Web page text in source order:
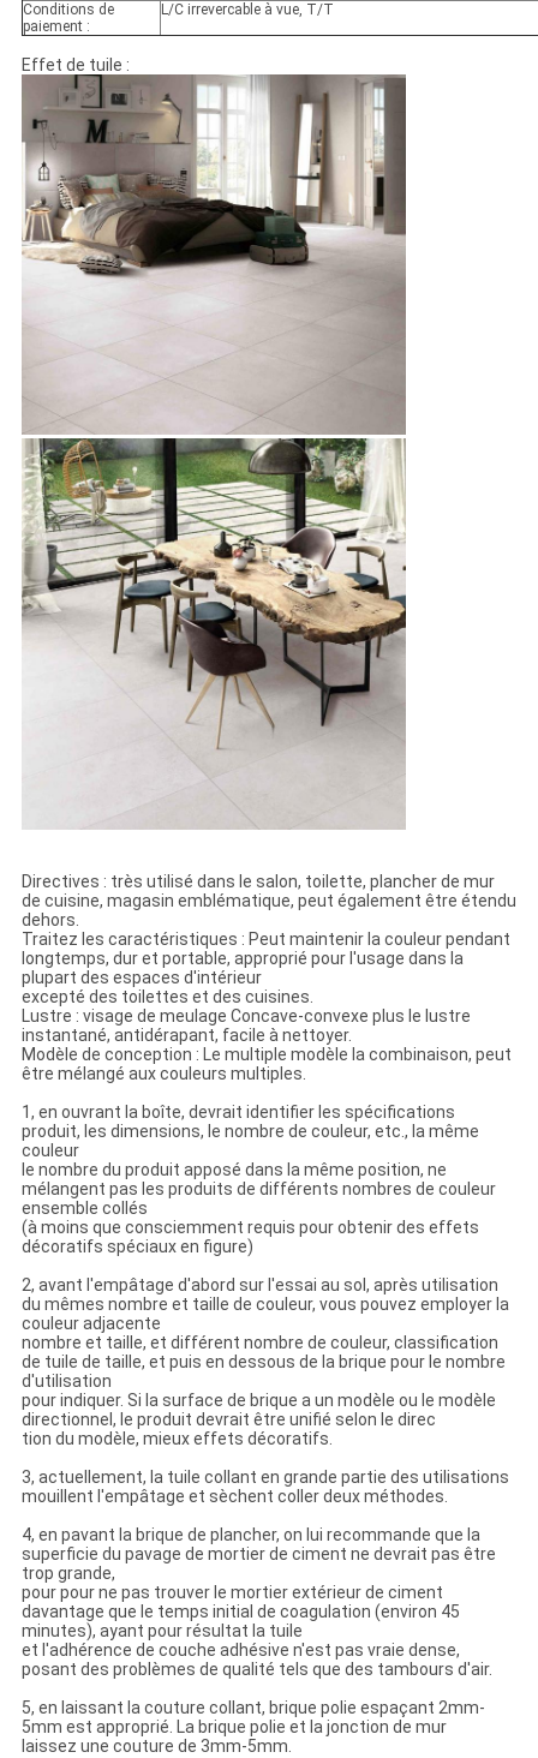
Conditions de
paiement :
L/C irrevercable à vue, T/T
Effet de tuile :
Directives : très utilisé dans le salon, toilette, plancher de mur
de cuisine, magasin emblématique, peut également être étendu
dehors.
Traitez les caractéristiques : Peut maintenir la couleur pendant
longtemps, dur et portable, approprié pour l'usage dans la
plupart des espaces d'intérieur
excepté des toilettes et des cuisines.
Lustre : visage de meulage Concave-convexe plus le lustre
instantané, antidérapant, facile à nettoyer.
Modèle de conception : Le multiple modèle la combinaison, peut
être mélangé aux couleurs multiples.
1, en ouvrant la boîte, devrait identifier les spécifications
produit, les dimensions, le nombre de couleur, etc., la même
couleur
le nombre du produit apposé dans la même position, ne
mélangent pas les produits de différents nombres de couleur
ensemble collés
(à moins que consciemment requis pour obtenir des effets
décoratifs spéciaux en figure)
2, avant l'empâtage d'abord sur l'essai au sol, après utilisation
du mêmes nombre et taille de couleur, vous pouvez employer la
couleur adjacente
nombre et taille, et différent nombre de couleur, classification
de tuile de taille, et puis en dessous de la brique pour le nombre
d'utilisation
pour indiquer. Si la surface de brique a un modèle ou le modèle
directionnel, le produit devrait être unifié selon le direc
tion du modèle, mieux effets décoratifs.
3, actuellement, la tuile collant en grande partie des utilisations
mouillent l'empâtage et sèchent coller deux méthodes.
4, en pavant la brique de plancher, on lui recommande que la
superficie du pavage de mortier de ciment ne devrait pas être
trop grande,
pour pour ne pas trouver le mortier extérieur de ciment
davantage que le temps initial de coagulation (environ 45
minutes), ayant pour résultat la tuile
et l'adhérence de couche adhésive n'est pas vraie dense,
posant des problèmes de qualité tels que des tambours d'air.
5, en laissant la couture collant, brique polie espaçant 2mm-
5mm est approprié. La brique polie et la jonction de mur
laissez une couture de 3mm-5mm.